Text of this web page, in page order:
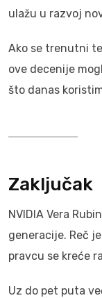
ulažu u razvoj
Ako se trenutni
ove decenije
što danas
Zaključak
NVIDIA Vera
generacije. Reč
pravcu se kreće
Uz do pet puta